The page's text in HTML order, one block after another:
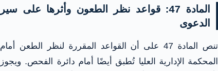
المادة 47: قواعد نظر الطعون وأثرها على سير
الدعوى
تنص المادة 47 على أن القواعد المقررة لنظر الطعن أمام
المحكمة الإدارية العليا تُطبق أيضًا أمام دائرة الفحص. ويجوز